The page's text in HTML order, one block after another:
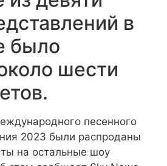
в
было
шести
песенного
2023 были распроданы
на остальные шоу